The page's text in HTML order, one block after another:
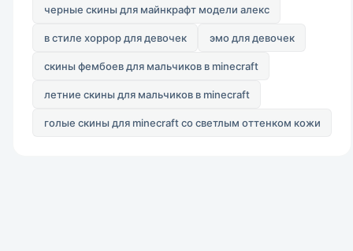
черные скины для майнкрафт модели алекс
в стиле хоррор для девочек эмо для девочек
скины фембоев для мальчиков в minecraft
летние скины для мальчиков в minecraft
голые скины для minecraft со светлым оттенком кожи